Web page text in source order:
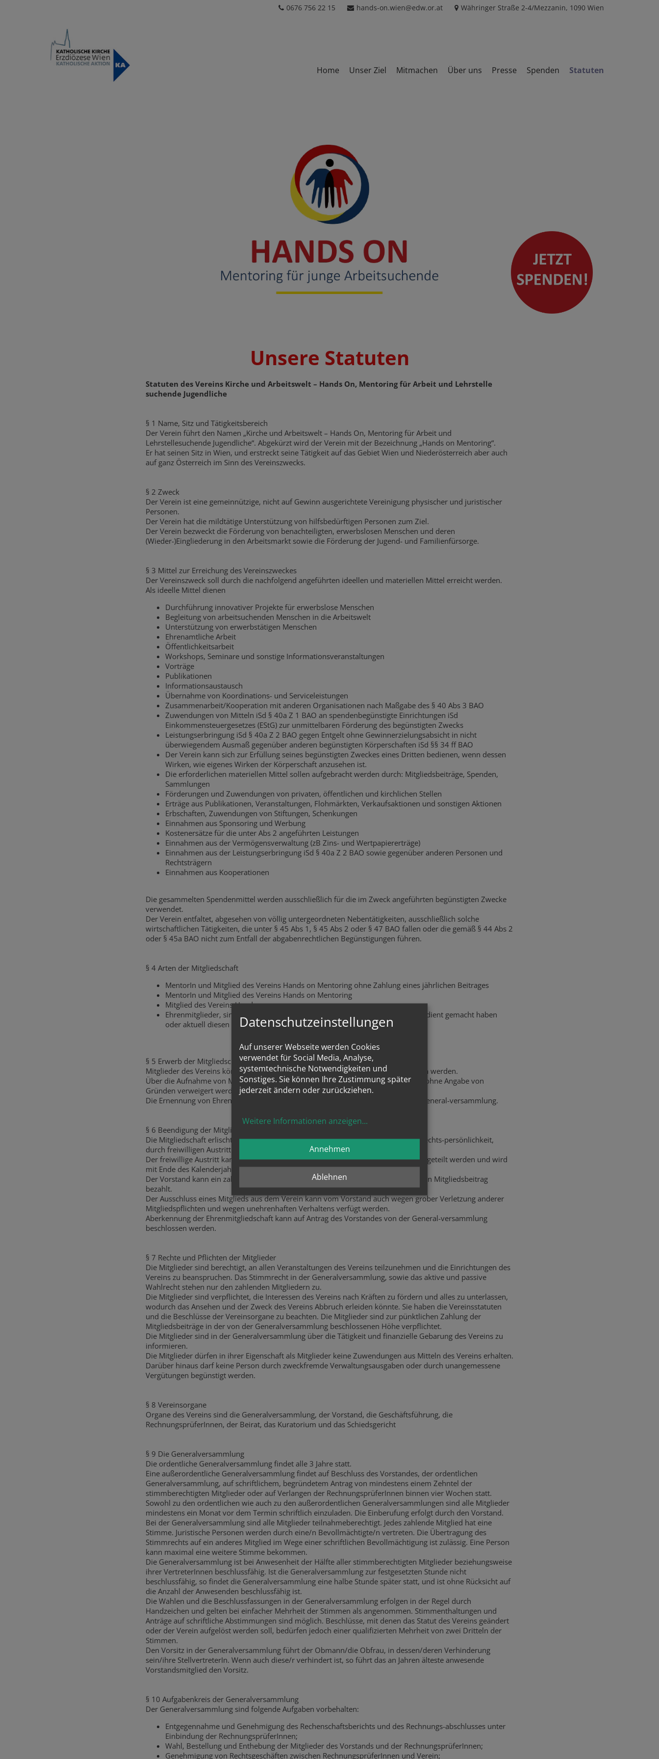
0676 756 22 15 hands-on.wien@edw.or.at Währinger Straße 2-4/Mezzanin, 1090 Wien
Home Unser Ziel Mitmachen Über uns Presse Spenden Statuten
Unsere Statuten
Statuten des Vereins Kirche und Arbeitswelt – Hands On, Mentoring für Arbeit und Lehrstelle
suchende Jugendliche
§ 1 Name, Sitz und Tätigkeitsbereich
Der Verein führt den Namen „Kirche und Arbeitswelt – Hands On, Mentoring für Arbeit und
Lehrstellesuchende Jugendliche“. Abgekürzt wird der Verein mit der Bezeichnung „Hands on Mentoring“.
Er hat seinen Sitz in Wien, und erstreckt seine Tätigkeit auf das Gebiet Wien und Niederösterreich aber auch
auf ganz Österreich im Sinn des Vereinszwecks.
§ 2 Zweck
Der Verein ist eine gemeinnützige, nicht auf Gewinn ausgerichtete Vereinigung physischer und juristischer
Personen.
Der Verein hat die mildtätige Unterstützung von hilfsbedürftigen Personen zum Ziel.
Der Verein bezweckt die Förderung von benachteiligten, erwerbslosen Menschen und deren
(Wieder-)Eingliederung in den Arbeitsmarkt sowie die Förderung der Jugend- und Familienfürsorge.
§ 3 Mittel zur Erreichung des Vereinszweckes
Der Vereinszweck soll durch die nachfolgend angeführten ideellen und materiellen Mittel erreicht werden.
Als ideelle Mittel dienen
Durchführung innovativer Projekte für erwerbslose Menschen
Begleitung von arbeitsuchenden Menschen in die Arbeitswelt
Unterstützung von erwerbstätigen Menschen
Ehrenamtliche Arbeit
Öffentlichkeitsarbeit
Workshops, Seminare und sonstige Informationsveranstaltungen
Vorträge
Publikationen
Informationsaustausch
Übernahme von Koordinations- und Serviceleistungen
Zusammenarbeit/Kooperation mit anderen Organisationen nach Maßgabe des § 40 Abs 3 BAO
Zuwendungen von Mitteln iSd § 40a Z 1 BAO an spendenbegünstigte Einrichtungen iSd
Einkommensteuergesetzes (EStG) zur unmittelbaren Förderung des begünstigten Zwecks
Leistungserbringung iSd § 40a Z 2 BAO gegen Entgelt ohne Gewinnerzielungsabsicht in nicht
überwiegendem Ausmaß gegenüber anderen begünstigten Körperschaften iSd §§ 34 ff BAO
Der Verein kann sich zur Erfüllung seines begünstigten Zweckes eines Dritten bedienen, wenn dessen
Wirken, wie eigenes Wirken der Körperschaft anzusehen ist.
Die erforderlichen materiellen Mittel sollen aufgebracht werden durch: Mitgliedsbeiträge, Spenden,
Sammlungen
Förderungen und Zuwendungen von privaten, öffentlichen und kirchlichen Stellen
Erträge aus Publikationen, Veranstaltungen, Flohmärkten, Verkaufsaktionen und sonstigen Aktionen
Erbschaften, Zuwendungen von Stiftungen, Schenkungen
Einnahmen aus Sponsoring und Werbung
Kostenersätze für die unter Abs 2 angeführten Leistungen
Einnahmen aus der Vermögensverwaltung (zB Zins- und Wertpapiererträge)
Einnahmen aus der Leistungserbringung iSd § 40a Z 2 BAO sowie gegenüber anderen Personen und
Rechtsträgern
Einnahmen aus Kooperationen
Die gesammelten Spendenmittel werden ausschließlich für die im Zweck angeführten begünstigten Zwecke
verwendet.
Der Verein entfaltet, abgesehen von völlig untergeordneten Nebentätigkeiten, ausschließlich solche
wirtschaftlichen Tätigkeiten, die unter § 45 Abs 1, § 45 Abs 2 oder § 47 BAO fallen oder die gemäß § 44 Abs 2
oder § 45a BAO nicht zum Entfall der abgabenrechtlichen Begünstigungen führen.
§ 4 Arten der Mitgliedschaft
MentorIn und Mitglied des Vereins Hands on Mentoring ohne Zahlung eines jährlichen Beitrages
MentorIn und Mitglied des Vereins Hands on Mentoring
Mitglied des Vereins Hands on
Ehrenmitglieder, sind Personen, die sich besonders um den Vereinszweck verdient gemacht haben
oder aktuell diesen in besonderer Weise unterstützen.
§ 5 Erwerb der Mitgliedschaft
Mitglieder des Vereins können alle physischen Personen, sowie juristische Personen werden.
Über die Aufnahme von Mitgliedern entscheidet der Vorstand. Die Aufnahme kann ohne Angabe von
Gründen verweigert werden.
Die Ernennung von Ehrenmitgliedern erfolgt auf Antrag des Vorstandes durch die General-versammlung.
§ 6 Beendigung der Mitgliedschaft
Die Mitgliedschaft erlischt durch Tod, bei juristischen Personen durch Verlust der Rechts-persönlichkeit,
durch freiwilligen Austritt und durch Ausschluss.
Der freiwillige Austritt kann jederzeit erfolgen, er muss dem Vorstand schriftlich mitgeteilt werden und wird
mit Ende des Kalenderjahres wirksam.
Der Vorstand kann ein zahlungspflichtiges Mitglied ausschließen, wenn dieses keinen Mitgliedsbeitrag
bezahlt.
Der Ausschluss eines Mitglieds aus dem Verein kann vom Vorstand auch wegen grober Verletzung anderer
Mitgliedspflichten und wegen unehrenhaften Verhaltens verfügt werden.
Aberkennung der Ehrenmitgliedschaft kann auf Antrag des Vorstandes von der General-versammlung
beschlossen werden.
§ 7 Rechte und Pflichten der Mitglieder
Die Mitglieder sind berechtigt, an allen Veranstaltungen des Vereins teilzunehmen und die Einrichtungen des
Vereins zu beanspruchen. Das Stimmrecht in der Generalversammlung, sowie das aktive und passive
Wahlrecht stehen nur den zahlenden Mitgliedern zu.
Die Mitglieder sind verpflichtet, die Interessen des Vereins nach Kräften zu fördern und alles zu unterlassen,
wodurch das Ansehen und der Zweck des Vereins Abbruch erleiden könnte. Sie haben die Vereinsstatuten
und die Beschlüsse der Vereinsorgane zu beachten. Die Mitglieder sind zur pünktlichen Zahlung der
Mitgliedsbeiträge in der von der Generalversammlung beschlossenen Höhe verpflichtet.
Die Mitglieder sind in der Generalversammlung über die Tätigkeit und finanzielle Gebarung des Vereins zu
informieren.
Die Mitglieder dürfen in ihrer Eigenschaft als Mitglieder keine Zuwendungen aus Mitteln des Vereins erhalten.
Darüber hinaus darf keine Person durch zweckfremde Verwaltungsausgaben oder durch unangemessene
Vergütungen begünstigt werden.
§ 8 Vereinsorgane
Organe des Vereins sind die Generalversammlung, der Vorstand, die Geschäftsführung, die
RechnungsprüferInnen, der Beirat, das Kuratorium und das Schiedsgericht
§ 9 Die Generalversammlung
Die ordentliche Generalversammlung findet alle 3 Jahre statt.
Eine außerordentliche Generalversammlung findet auf Beschluss des Vorstandes, der ordentlichen
Generalversammlung, auf schriftlichem, begründetem Antrag von mindestens einem Zehntel der
stimmberechtigten Mitglieder oder auf Verlangen der RechnungsprüferInnen binnen vier Wochen statt.
Sowohl zu den ordentlichen wie auch zu den außerordentlichen Generalversammlungen sind alle Mitglieder
mindestens ein Monat vor dem Termin schriftlich einzuladen. Die Einberufung erfolgt durch den Vorstand.
Bei der Generalversammlung sind alle Mitglieder teilnahmeberechtigt. Jedes zahlende Mitglied hat eine
Stimme. Juristische Personen werden durch eine/n Bevollmächtigte/n vertreten. Die Übertragung des
Stimmrechts auf ein anderes Mitglied im Wege einer schriftlichen Bevollmächtigung ist zulässig. Eine Person
kann maximal eine weitere Stimme bekommen.
Die Generalversammlung ist bei Anwesenheit der Hälfte aller stimmberechtigten Mitglieder beziehungsweise
ihrer VertreterInnen beschlussfähig. Ist die Generalversammlung zur festgesetzten Stunde nicht
beschlussfähig, so findet die Generalversammlung eine halbe Stunde später statt, und ist ohne Rücksicht auf
die Anzahl der Anwesenden beschlussfähig ist.
Die Wahlen und die Beschlussfassungen in der Generalversammlung erfolgen in der Regel durch
Handzeichen und gelten bei einfacher Mehrheit der Stimmen als angenommen. Stimmenthaltungen und
Anträge auf schriftliche Abstimmungen sind möglich. Beschlüsse, mit denen das Statut des Vereins geändert
oder der Verein aufgelöst werden soll, bedürfen jedoch einer qualifizierten Mehrheit von zwei Dritteln der
Stimmen.
Den Vorsitz in der Generalversammlung führt der Obmann/die Obfrau, in dessen/deren Verhinderung
sein/ihre StellvertreterIn. Wenn auch diese/r verhindert ist, so führt das an Jahren älteste anwesende
Vorstandsmitglied den Vorsitz.
§ 10 Aufgabenkreis der Generalversammlung
Der Generalversammlung sind folgende Aufgaben vorbehalten:
Entgegennahme und Genehmigung des Rechenschaftsberichts und des Rechnungs-abschlusses unter
Einbindung der RechnungsprüferInnen;
Wahl‚ Bestellung und Enthebung der Mitglieder des Vorstands und der RechnungsprüferInnen;
Genehmigung von Rechtsgeschäften zwischen RechnungsprüferInnen und Verein;
Datenschutzeinstellungen
Auf unserer Webseite werden Cookies
verwendet für Social Media, Analyse,
systemtechnische Notwendigkeiten und
Sonstiges. Sie können Ihre Zustimmung später
jederzeit ändern oder zurückziehen.
Weitere Informationen anzeigen...
Ablehnen
Annehmen